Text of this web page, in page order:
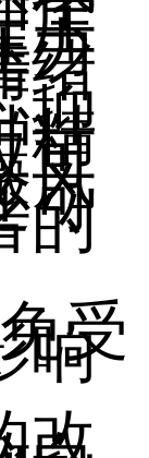
压
力
绪
抑
精
可
风
可
的
受
响